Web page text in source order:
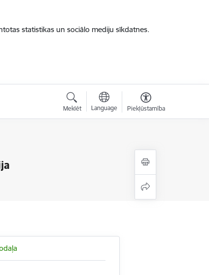
statistikas un sociālo mediju sīkdatnes.
Meklēt Language Piekļūstamība